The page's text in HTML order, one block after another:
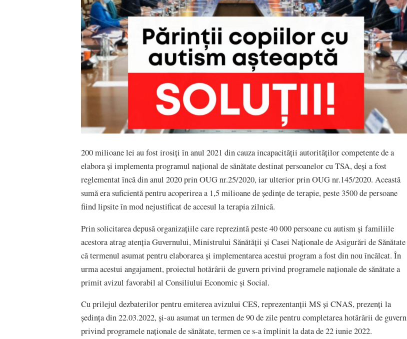
200 milioane lei au fost irosiți în anul 2021 din cauza incapacității autorităților competente de a
elabora și implementa programul național de sănătate destinat persoanelor cu TSA, deși a fost
reglementat încă din anul 2020 prin OUG nr.25/2020, iar ulterior prin OUG nr.145/2020. Această
sumă era suficientă pentru acoperirea a 1,5 milioane de ședințe de terapie, peste 3500 de persoane
fiind lipsite în mod nejustificat de accesul la terapia zilnică.
Prin solicitarea depusă organizațiile care reprezintă peste 40 000 persoane cu autism și familiile
acestora atrag atenția Guvernului, Ministrului Sănătății și Casei Naționale de Asigurări de Sănătate
că termenul asumat pentru elaborarea și implementarea acestui program a fost din nou încălcat. În
urma acestui angajament, proiectul hotărârii de guvern privind programele naționale de sănătate a
primit avizul favorabil al Consiliului Economic și Social.
Cu prilejul dezbaterilor pentru emiterea avizului CES, reprezentanții MS și CNAS, prezenți la
ședința din 22.03.2022, și-au asumat un termen de 90 de zile pentru completarea hotărârii de guvern
privind programele naționale de sănătate, termen ce s-a împlinit la data de 22 iunie 2022.